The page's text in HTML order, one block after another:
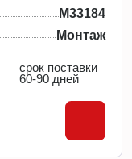
M33184
Монтаж
срок поставки
60-90 дней